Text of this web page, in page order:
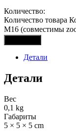
Количество:
Количество товара
M16 (совместимы
Детали
Детали
Вес
0,1 kg
Габариты
5 × 5 × 5 cm